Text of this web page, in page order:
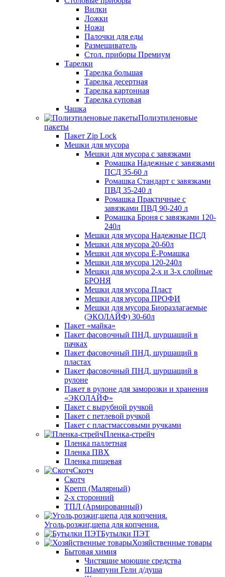
Вилки
Ложки
Ножи
Палочки для еды
Размешиватель
Стол. приборы Премиум
Тарелки
Тарелка большая
Тарелка десертная
Тарелка картонная
Тарелка суповая
Чашка
Полиэтиленовые
пакеты
Пакет Zip Lock
Мешки для мусора
Мешки для мусора с завязками
Ромашка Надежные с завязками
ПСД 35-60 л
Ромашка Стандарт с завязками
ПВД 35-240 л
Ромашка Практичные с
завязками ПВД 90-240 л
Ромашка Броня с завязками 120-
240л
Мешки для мусора Надежные ПСД
Мешки для мусора 20-60л
Мешки для мусора Ё-Ромашка
Мешки для мусора 120-240л
Мешки для мусора 2-х и 3-х слойные
БРОНЯ
Мешки для мусора Пласт
Мешки для мусора ПРОФИ
Мешки для мусора Биоразлагаемые
(ЭКОЛАЙФ) 30-60л
Пакет «майка»
Пакет фасовочный ПНД, шуршащий в
пачках
Пакет фасовочный ПНД, шуршащий в
пластах
Пакет фасовочный ПНД, шуршащий в
рулоне
Пакет в рулоне для заморозки и хранения
«ЭКОЛАЙФ»
Пакет с вырубной ручкой
Пакет с петлевой ручкой
Пакет с пластмассовыми ручками
Пленка-стрейч
Пленка паллетная
Пленка ПВХ
Пленка пищевая
Скотч
Скотч
Крепп (Малярный)
2-х сторонний
ТПЛ (Армированный)
Уголь,розжиг,щепа для копчения.
Бутылки ПЭТ
Хозяйственные товары
Бытовая химия
Чистящие моющие средства
Шампуни Гели д/душа